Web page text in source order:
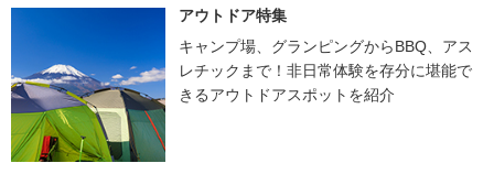
アウトドア特集
キャンプ場、グランピングからBBQ、アス
レチックまで！非日常体験を存分に堪能で
きるアウトドアスポットを紹介